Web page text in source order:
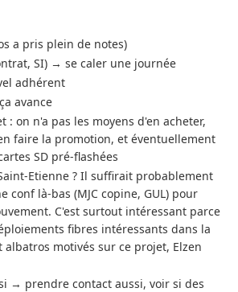
a pris plein de notes)
SI) → se caler une journée
adhérent
avance
: on n'a pas les moyens d'en acheter,
faire la promotion, et éventuellement
SD pré-flashées
Etienne ? Il suffirait probablement
conf là-bas (MJC copine, GUL) pour
C'est surtout intéressant parce
fibres intéressants dans la
albatros motivés sur ce projet, Elzen
→ prendre contact aussi, voir si des